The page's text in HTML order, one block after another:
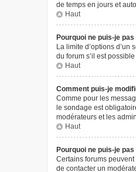
de temps en jours et
Haut
Pourquoi ne puis-je
La limite d’options
du forum s’il est
Haut
Comment puis-je
Comme pour les
le sondage est
modérateurs et les
Haut
Pourquoi ne puis-je
Certains forums
de contacter un